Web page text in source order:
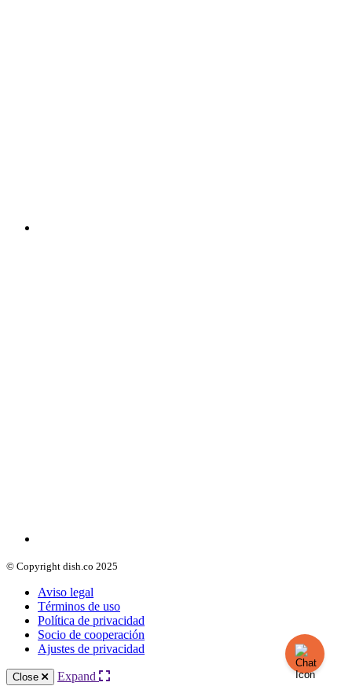
© Copyright dish.co 2025
Aviso legal
Términos de uso
Política de privacidad
Socio de cooperación
Ajustes de privacidad
Close Expand